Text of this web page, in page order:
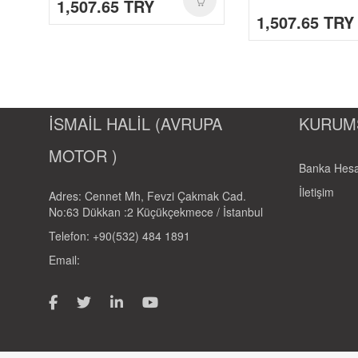
MOTOR İÇ LASTIK-1-
YAĞ-HIDROLIK-1-
KAPORTA SETLERI-1-
SCT-PASIFIK-1-
1,507.65 TRY
1,507.65 TRY
İSMAİL HALİL (AVRUPA
MOTOR )
Adres: Cennet Mh, Fevzi Çakmak Cad.
No:63 Dükkan :2 Küçükçekmece / İstanbul
Telefon: +90(532) 484 1891
Email:
Banka
İletişim